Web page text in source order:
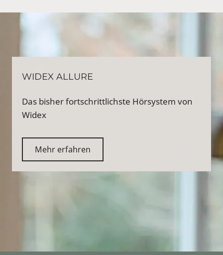
WIDEX ALLURE
Das bisher fortschrittlichste Hörsystem von
Widex
Mehr erfahren